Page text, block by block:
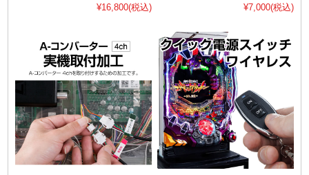
¥16,800(税込)
¥7,000(税込)